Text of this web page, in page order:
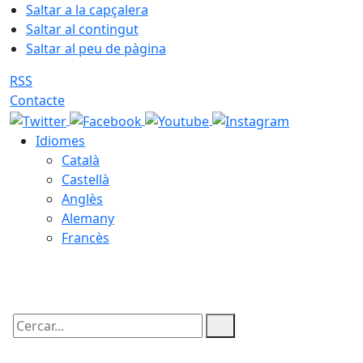
Saltar a la capçalera
Saltar al contingut
Saltar al peu de pàgina
RSS
Contacte
Idiomes
Català
Castellà
Anglès
Alemany
Francès
Cercar: